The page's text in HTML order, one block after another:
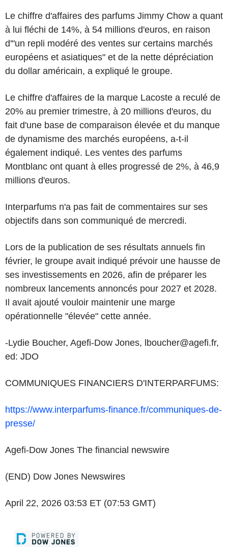
Le chiffre d'affaires des parfums Jimmy Chow a quant
à lui fléchi de 14%, à 54 millions d'euros, en raison
d'"un repli modéré des ventes sur certains marchés
européens et asiatiques" et de la nette dépréciation
du dollar américain, a expliqué le groupe.
Le chiffre d'affaires de la marque Lacoste a reculé de
20% au premier trimestre, à 20 millions d'euros, du
fait d'une base de comparaison élevée et du manque
de dynamisme des marchés européens, a-t-il
également indiqué. Les ventes des parfums
Montblanc ont quant à elles progressé de 2%, à 46,9
millions d'euros.
Interparfums n'a pas fait de commentaires sur ses
objectifs dans son communiqué de mercredi.
Lors de la publication de ses résultats annuels fin
février, le groupe avait indiqué prévoir une hausse de
ses investissements en 2026, afin de préparer les
nombreux lancements annoncés pour 2027 et 2028.
Il avait ajouté vouloir maintenir une marge
opérationnelle "élevée" cette année.
-Lydie Boucher, Agefi-Dow Jones, lboucher@agefi.fr,
ed: JDO
COMMUNIQUES FINANCIERS D'INTERPARFUMS:
https://www.interparfums-finance.fr/communiques-de-
presse/
Agefi-Dow Jones The financial newswire
(END) Dow Jones Newswires
April 22, 2026 03:53 ET (07:53 GMT)